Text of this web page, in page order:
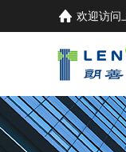
欢迎访问